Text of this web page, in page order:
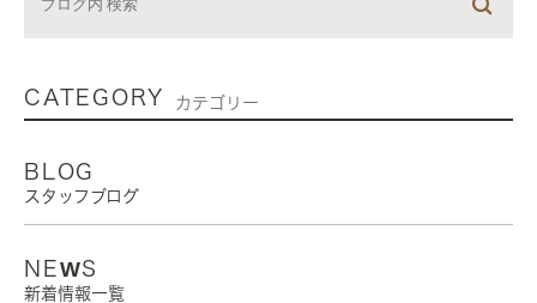
CATEGORY カテゴリー
BLOG
スタッフブログ
NEWS
新着情報一覧